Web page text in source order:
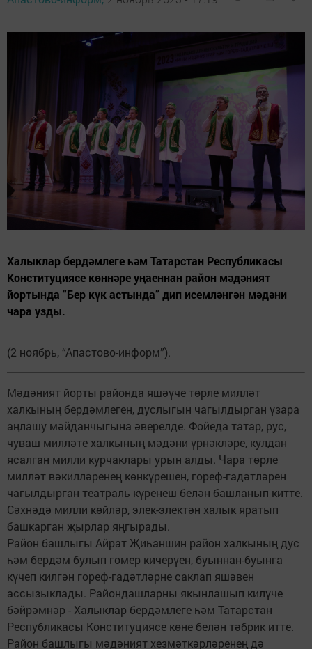
Халыклар бердәмлеге һәм Татарстан Республикасы
Конституциясе көннәре уңаеннан район мәдәният
йортында “Бер күк астында” дип исемләнгән мәдәни
чара узды.
(2 ноябрь, “Апастово-информ”).
Мәдәният йорты районда яшәүче төрле милләт
халкының бердәмлеген, дуслыгын чагылдырган үзара
аңлашу мәйданчыгына әверелде. Фойеда татар, рус,
чуваш милләте халкының мәдәни үрнәкләре, кулдан
ясалган милли курчаклары урын алды. Чара төрле
милләт вәкилләренең көнкүрешен, гореф-гадәтләрен
чагылдырган театраль күренеш белән башланып китте.
Сәхнәдә милли көйләр, элек-электән халык яратып
башкарган җырлар яңгырады.
Район башлыгы Айрат Җиһаншин район халкының дус
һәм бердәм булып гомер кичерүен, буыннан-буынга
күчеп килгән гореф-гадәтләрне саклап яшәвен
ассызыклады. Райондашларны якынлашып килүче
бәйрәмнәр - Халыклар бердәмлеге һәм Татарстан
Республикасы Конституциясе көне белән тәбрик итте.
Район башлыгы мәдәният хезмәткәрләренең дә